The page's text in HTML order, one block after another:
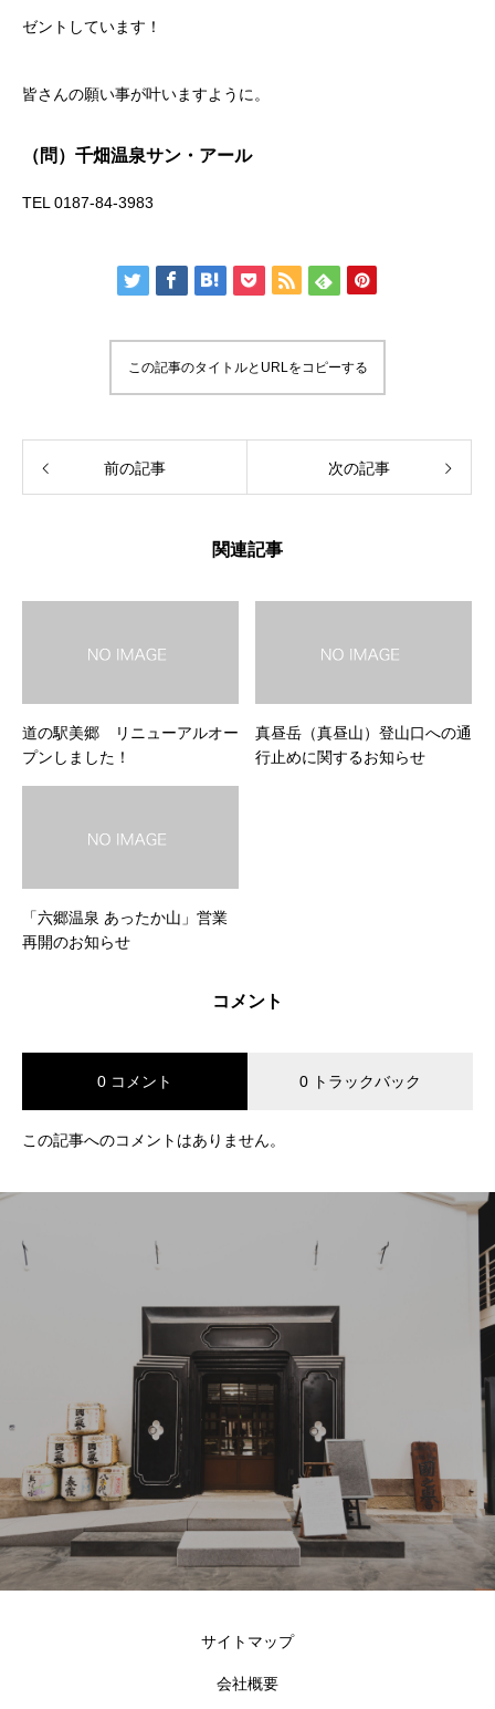
ゼントしています！
皆さんの願い事が叶いますように。
（問）千畑温泉サン・アール
TEL 0187-84-3983
この記事のタイトルとURLをコピーする
前の記事 次の記事
関連記事
道の駅美郷 リニューアルオー
プンしました！
真昼岳（真昼山）登山口への通
行止めに関するお知らせ
「六郷温泉 あったか山」営業
再開のお知らせ
コメント
0 コメント 0 トラックバック
この記事へのコメントはありません。
サイトマップ
会社概要